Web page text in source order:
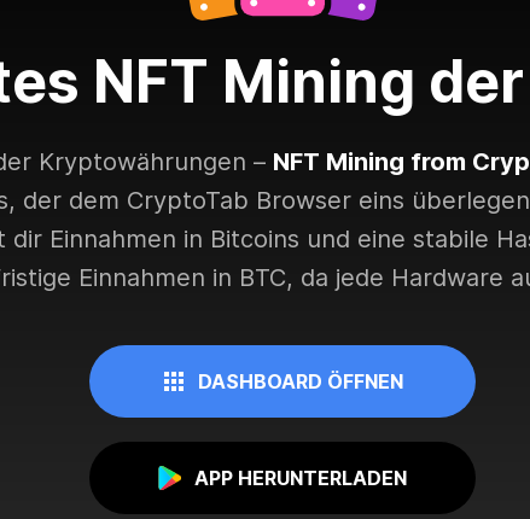
NFT Mining
Kryptowährungen – NFT Mining from
der dem CryptoTab Browser eins
Einnahmen in Bitcoins und eine stabile
Einnahmen in BTC, da jede Hardware
DASHBOARD ÖFFNEN
APP HERUNTERLADEN